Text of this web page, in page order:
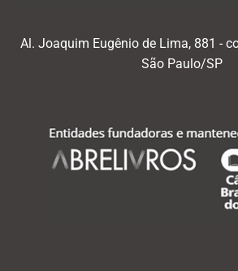
Al. Joaquim Eugênio de Lima, 881 -
São Paulo/SP